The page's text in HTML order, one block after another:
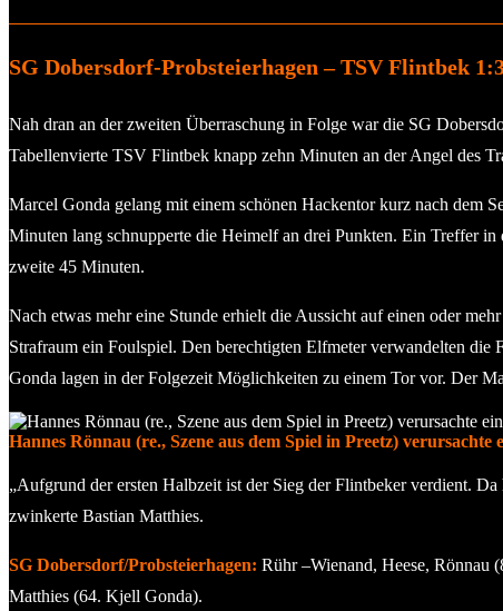
SG Dobersdorf-Probsteierhagen – TSV Flintbek
Nah dran an der zweiten Überraschung in Folge war die SG
Tabellenvierte TSV Flintbek knapp zehn Minuten an der Angel des
Marcel Gonda gelang mit einem schönen Hackentor kurz nach dem
Minuten lang schnupperte die Heimelf an drei Punkten. Ein Treffer
zweite 45 Minuten.
Nach etwas mehr eine Stunde erhielt die Aussicht auf einen oder
Strafraum ein Foulspiel. Den berechtigten Elfmeter verwandelten
Gonda lagen in der Folgezeit Möglichkeiten zu einem Tor vor. Der
Hannes Rönnau (re., Szene aus dem Spiel in Preetz) verursachte
„Aufgrund der ersten Halbzeit ist der Sieg der Flintbeker verdient.
zwinkerte Bastian Matthies.
SG Dobersdorf/Probsteierhagen: Rühr –Wienand, Heese, Rönnau
Matthies (64. Kjell Gonda).